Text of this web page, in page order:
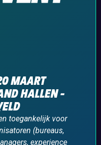
MAART
HALLEN -
toegankelijk voor
(bureaus,
experience